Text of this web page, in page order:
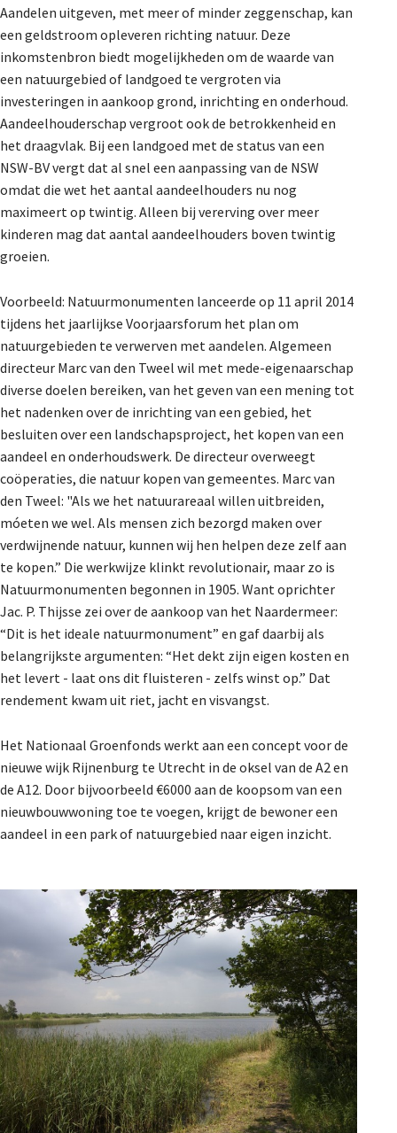
Aandelen uitgeven, met meer of minder zeggenschap, kan
een geldstroom opleveren richting natuur. Deze
inkomstenbron biedt mogelijkheden om de waarde van
een natuurgebied of landgoed te vergroten via
investeringen in aankoop grond, inrichting en onderhoud.
Aandeelhouderschap vergroot ook de betrokkenheid en
het draagvlak. Bij een landgoed met de status van een
NSW-BV vergt dat al snel een aanpassing van de NSW
omdat die wet het aantal aandeelhouders nu nog
maximeert op twintig. Alleen bij vererving over meer
kinderen mag dat aantal aandeelhouders boven twintig
groeien.
Voorbeeld: Natuurmonumenten lanceerde op 11 april 2014
tijdens het jaarlijkse Voorjaarsforum het plan om
natuurgebieden te verwerven met aandelen. Algemeen
directeur Marc van den Tweel wil met mede-eigenaarschap
diverse doelen bereiken, van het geven van een mening tot
het nadenken over de inrichting van een gebied, het
besluiten over een landschapsproject, het kopen van een
aandeel en onderhoudswerk. De directeur overweegt
coöperaties, die natuur kopen van gemeentes. Marc van
den Tweel: "Als we het natuurareaal willen uitbreiden,
móeten we wel. Als mensen zich bezorgd maken over
verdwijnende natuur, kunnen wij hen helpen deze zelf aan
te kopen.” Die werkwijze klinkt revolutionair, maar zo is
Natuurmonumenten begonnen in 1905. Want oprichter
Jac. P. Thijsse zei over de aankoop van het Naardermeer:
“Dit is het ideale natuurmonument” en gaf daarbij als
belangrijkste argumenten: “Het dekt zijn eigen kosten en
het levert - laat ons dit fluisteren - zelfs winst op.” Dat
rendement kwam uit riet, jacht en visvangst.
Het Nationaal Groenfonds werkt aan een concept voor de
nieuwe wijk Rijnenburg te Utrecht in de oksel van de A2 en
de A12. Door bijvoorbeeld €6000 aan de koopsom van een
nieuwbouwwoning toe te voegen, krijgt de bewoner een
aandeel in een park of natuurgebied naar eigen inzicht.